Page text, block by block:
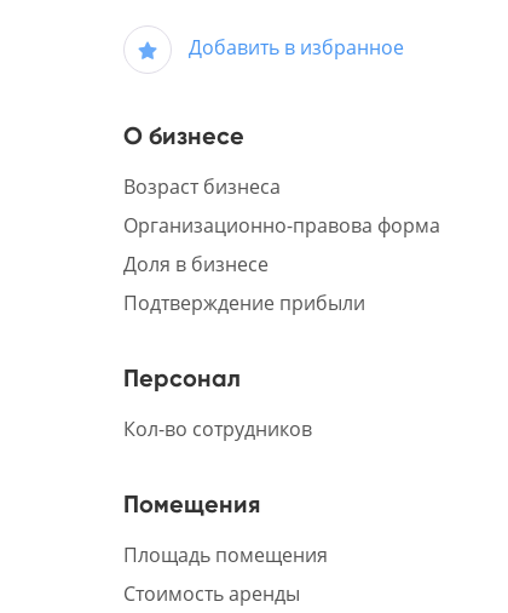
Добавить в избранное
О бизнесе
Возраст бизнеса
Организационно-правова форма
Доля в бизнесе
Подтверждение прибыли
Персонал
Кол-во сотрудников
Помещения
Площадь помещения
Стоимость аренды